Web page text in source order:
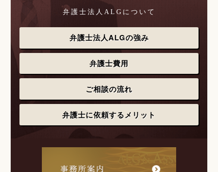
弁護士法人ALGについて
弁護士法人ALGの強み
弁護士費用
ご相談の流れ
弁護士に依頼するメリット